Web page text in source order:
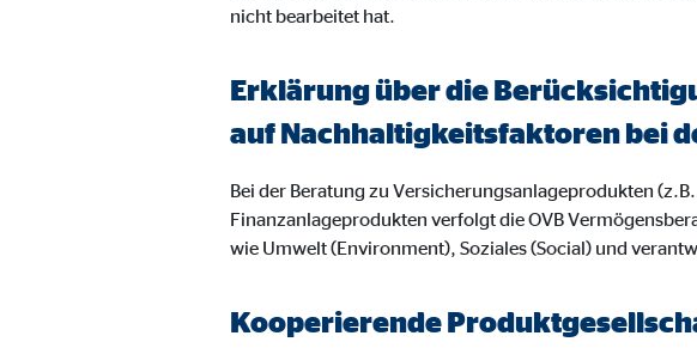
nicht bearbeitet hat.
Erklärung über die
auf Nachhaltigkeitsfaktoren bei
Bei der Beratung zu Versicherungsanlageprodukten
Finanzanlageprodukten verfolgt die OVB
wie Umwelt (Environment), Soziales (Social) und
Kooperierende
Einbinden von Videos
Cookie Laufzeit: 24 Monate
ProvenExpert | Empfänger: OVB, Expert Systems AG
provenexpert
Zweck: Darstellung des